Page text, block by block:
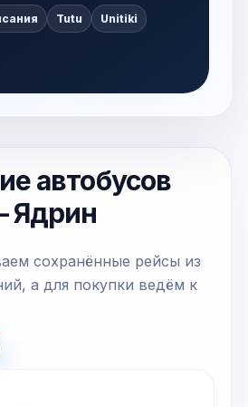
Tutu Unitiki
автобусов
Ядрин
сохранённые рейсы из
а для покупки ведём к